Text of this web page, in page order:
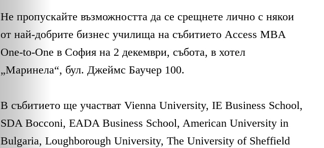
Не пропускайте възможността да се срещнете лично с някои
от най-добрите бизнес училища на събитието Access MBA
One-to-One в София на 2 декември, събота, в хотел
„Маринела“, бул. Джеймс Баучер 100.
В събитието ще участват Vienna University, IE Business School,
SDA Bocconi, EADA Business School, American University in
Bulgaria, Loughborough University, The University of Sheffield